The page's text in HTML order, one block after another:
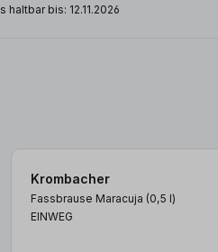
haltbar bis: 12.11.2026
Krombacher
Fassbrause Maracuja (0,5 l)
EINWEG